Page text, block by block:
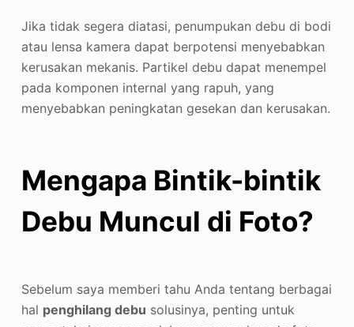
Jika tidak segera diatasi, penumpukan debu di bodi
atau lensa kamera dapat berpotensi menyebabkan
kerusakan mekanis. Partikel debu dapat menempel
pada komponen internal yang rapuh, yang
menyebabkan peningkatan gesekan dan kerusakan.
Mengapa Bintik-bintik
Debu Muncul di Foto?
Sebelum saya memberi tahu Anda tentang berbagai
hal penghilang debu solusinya, penting untuk